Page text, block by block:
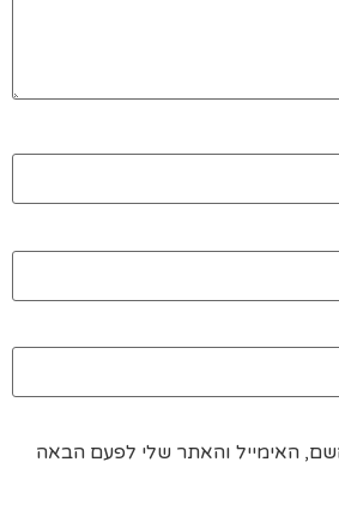
האימייל והאתר שלי לפעם הבאה